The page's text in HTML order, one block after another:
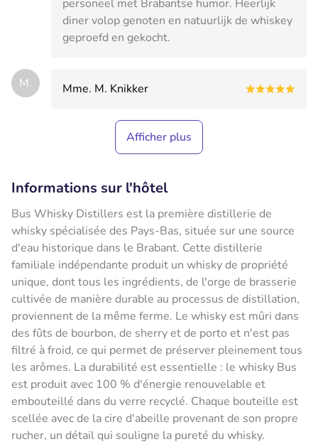
personeel met Brabantse humor. Heerlijk
diner volop genoten en natuurlijk de whiskey
geproefd en gekocht.
M. Mme. M. Knikker
Afficher plus
Informations sur l'hôtel
Bus Whisky Distillers est la première distillerie de
whisky spécialisée des Pays-Bas, située sur une source
d'eau historique dans le Brabant. Cette distillerie
familiale indépendante produit un whisky de propriété
unique, dont tous les ingrédients, de l'orge de brasserie
cultivée de manière durable au processus de distillation,
proviennent de la même ferme. Le whisky est mûri dans
des fûts de bourbon, de sherry et de porto et n'est pas
filtré à froid, ce qui permet de préserver pleinement tous
les arômes. La durabilité est essentielle : le whisky Bus
est produit avec 100 % d'énergie renouvelable et
embouteillé dans du verre recyclé. Chaque bouteille est
scellée avec de la cire d'abeille provenant de son propre
rucher, un détail qui souligne la pureté du whisky.